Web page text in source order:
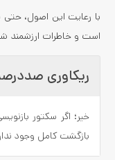
با رعایت این اصول،
است و خاطرات ارزشمند
ریکاوری
خیر؛ اگر سکتور
بازگشت کامل وجود